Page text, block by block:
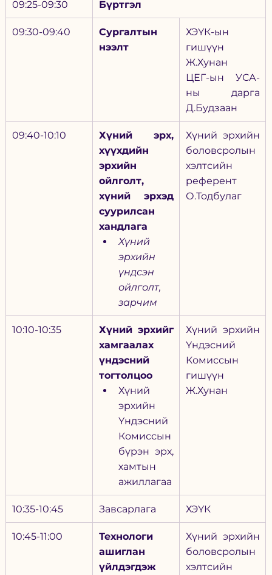
09:25-09:30 Бүртгэл
09:30-09:40
Сургалтын
нээлт
ХЭҮК-ын
гишүүн
Ж.Хунан
ЦЕГ-ын УСА-
ны дарга
Д.Будзаан
09:40-10:10
Хүний эрх,
хүүхдийн
эрхийн
ойлголт,
хүний эрхэд
суурилсан
хандлага
Хүний
эрхийн
үндсэн
ойлголт,
зарчим
Хүний эрхийн
боловсролын
хэлтсийн
референт
О.Тодбулаг
10:10-10:35
Хүний эрхийг
хамгаалах
үндэсний
тогтолцоо
Хүний
эрхийн
Үндэсний
Комиссын
бүрэн эрх,
хамтын
ажиллагаа
Хүний эрхийн
Үндэсний
Комиссын
гишүүн
Ж.Хунан
10:35-10:45 Завсарлага ХЭҮК
10:45-11:00
Технологи
ашиглан
үйлдэгдэж
Хүний эрхийн
боловсролын
хэлтсийн